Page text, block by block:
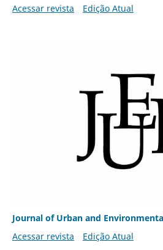
Acessar revista
Edição Atual
Journal of Urban and
Acessar revista
Edição Atual